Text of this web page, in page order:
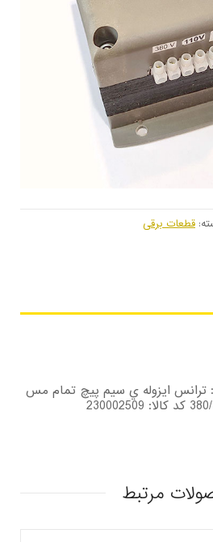
قطعات برقی
: ترانس ايزوله ي سيم پيچ تمام مس
مرتبط